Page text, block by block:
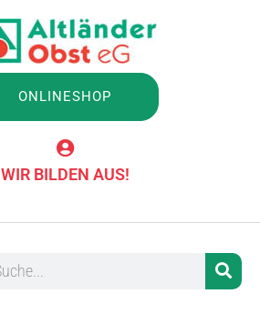
ONLINESHOP
WIR BILDEN AUS!